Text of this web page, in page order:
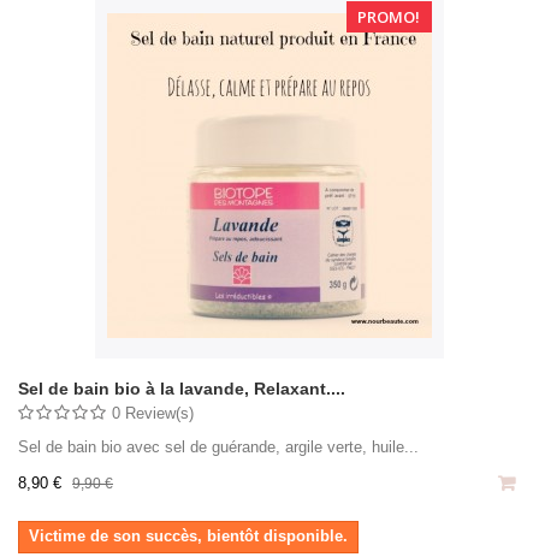
PROMO!
Sel de bain bio à la lavande, Relaxant....
0 Review(s)
Sel de bain bio avec sel de guérande, argile verte, huile...
8,90 €
9,90 €
Victime de son succès, bientôt disponible.